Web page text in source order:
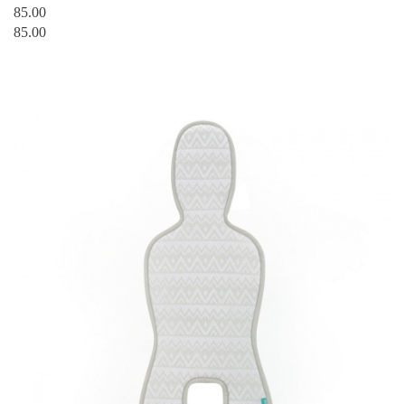
85.00
85.00